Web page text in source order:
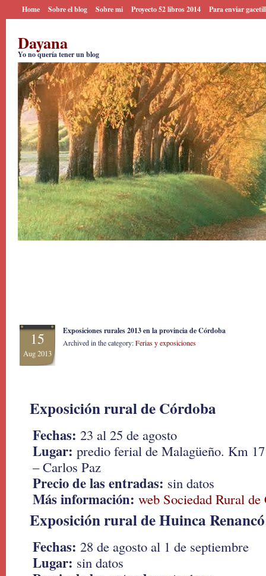
Home Sobre el blog Sobre mi Proyecto 52 libros 2014 Para enviar
Dayana
Yo no quería tener un blog
15
Aug 2013
Exposiciones rurales 2013 en la provincia de Córdoba
Archived in the category:Ferias y exposiciones
Exposición rural de Córdoba
Fechas: 23 al 25 de agosto
Lugar: predio ferial de Malagüeño. Km
– Carlos Paz
Precio de las entradas: sin datos
Más información: web Sociedad Rural de
Exposición rural de Huinca Renancó
Fechas: 28 de agosto al 1 de septiembre
Lugar: sin datos